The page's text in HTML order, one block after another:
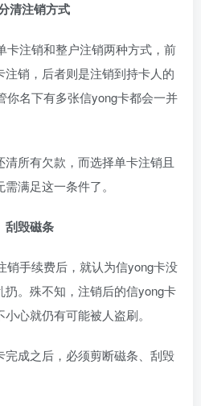
清注销方式
卡注销和整户注销两种方式，前
销，后者则是注销到持卡人的
你名下有多张信yong卡都会一并
所有欠款，而选择单卡注销且
满足这一条件了。
刮毁磁条
销手续费后，就认为信yong卡没
。殊不知，注销后的信yong卡
心就仍有可能被人盗刷。
完成之后，必须剪断磁条、刮毁